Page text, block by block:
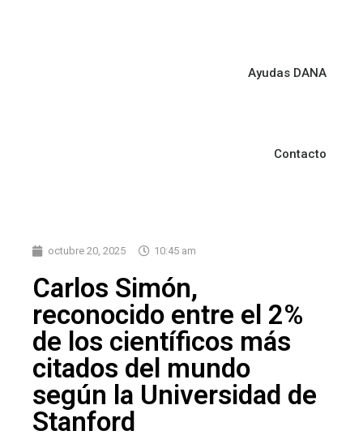
Ayudas DANA
Contacto
octubre 20, 2025 10:45 am
Carlos Simón,
reconocido entre el 2%
de los científicos más
citados del mundo
según la Universidad de
Stanford